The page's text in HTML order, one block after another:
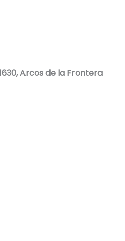
Arcos de la Frontera